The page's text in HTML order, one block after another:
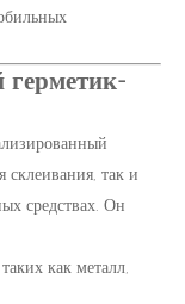
герметик-
склеивания, так и
средствах. Он
как металл,